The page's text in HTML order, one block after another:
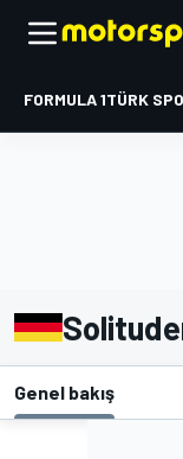
FORMULA 1TÜRK
Genel bakış